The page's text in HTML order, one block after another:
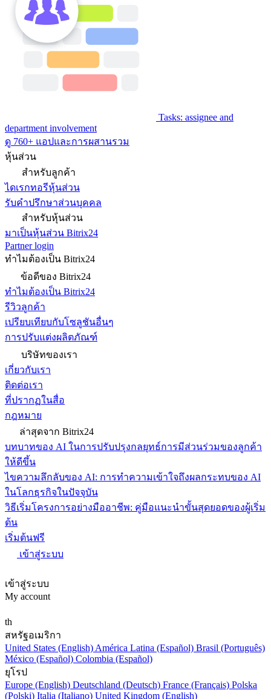
Tasks: assignee and
department involvement
ดู 760+ แอปและการผสานรวม
หุ้นส่วน
สำหรับลูกค้า
ไดเรกทอรีหุ้นส่วน
รับคำปรึกษาส่วนบุคคล
สำหรับหุ้นส่วน
มาเป็นหุ้นส่วน Bitrix24
Partner login
ทำไมต้องเป็น Bitrix24
ข้อดีของ Bitrix24
ทำไมต้องเป็น Bitrix24
รีวิวลูกค้า
เปรียบเทียบกับโซลูชันอื่นๆ
การปรับแต่งผลิตภัณฑ์
บริษัทของเรา
เกี่ยวกับเรา
ติดต่อเรา
ที่ปรากฏในสื่อ
กฎหมาย
ล่าสุดจาก Bitrix24
บทบาทของ AI ในการปรับปรุงกลยุทธ์การมีส่วนร่วมของลูกค้า
ให้ดีขึ้น
ไขความลึกลับของ AI: การทำความเข้าใจถึงผลกระทบของ AI
ในโลกธุรกิจในปัจจุบัน
วิธีเริ่มโครงการอย่างมืออาชีพ: คู่มือแนะนำขั้นสุดยอดของผู้เริ่ม
ต้น
เริ่มต้นฟรี
เข้าสู่ระบบ
เข้าสู่ระบบ
My account
th
สหรัฐอเมริกา
United States (English) América Latina (Español) Brasil (Português)
México (Español) Colombia (Español)
ยุโรป
Europe (English) Deutschland (Deutsch) France (Français) Polska
(Polski) Italia (Italiano) United Kingdom (English)